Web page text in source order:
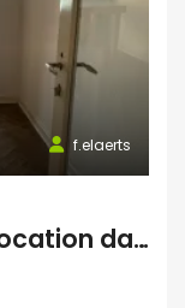
f.elaerts
Chbre étudiant(e) en colocation dans appartement 2 chbre avec balcon – en face de HELMo Guillemins